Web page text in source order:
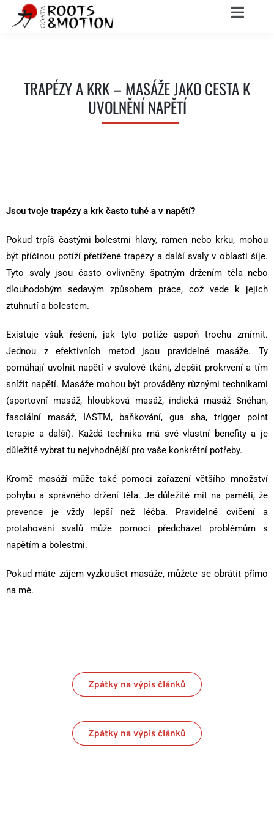
TRAPÉZY A KRK – MASÁŽE JAKO CESTA K
UVOLNĚNÍ NAPĚTÍ
Jsou tvoje trapézy a krk často tuhé a v napětí?
Pokud trpíš častými bolestmi hlavy, ramen nebo krku, mohou
být příčinou potíží přetížené trapézy a další svaly v oblasti šíje.
Tyto svaly jsou často ovlivněny špatným držením těla nebo
dlouhodobým sedavým způsobem práce, což vede k jejich
ztuhnutí a bolestem.
Existuje však řešení, jak tyto potíže aspoň trochu zmírnit.
Jednou z efektivních metod jsou pravidelné masáže. Ty
pomáhají uvolnit napětí v svalové tkáni, zlepšit prokrvení a tím
snížit napětí. Masáže mohou být prováděny různými technikami
(sportovní masáž, hloubková masáž, indická masáž Snéhan,
fasciální masáž, IASTM, baňkování, gua sha, trigger point
terapie a další). Každá technika má své vlastní benefity a je
důležité vybrat tu nejvhodnější pro vaše konkrétní potřeby.
Kromě masáží může také pomoci zařazení většího množství
pohybu a správného držení těla. Je důležité mít na paměti, že
prevence je vždy lepší než léčba. Pravidelné cvičení a
protahování svalů může pomoci předcházet problémům s
napětím a bolestmi.
Pokud máte zájem vyzkoušet masáže, můžete se obrátit přímo
na mě.
Zpátky na výpis článků
Zpátky na výpis článků